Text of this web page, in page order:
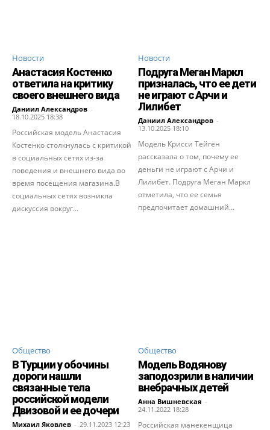
Новости
Анастасия Костенко
ответила на критику
своего внешнего вида
Даниил Александров -
18.10.2025 18:38
Российская модель Анастасия
Костенко столкнулась с критикой
в социальных сетях из-за
поведения и внешнего вида во
время посещения магазина.В
социальных сетях возникла
дискуссия вокруг...
Новости
Подруга Меган Маркл
призналась, что ее дети
не играют с Арчи и
Лилибет
Даниил Александров -
13.10.2025 18:10
Модель Крисси Тейген
рассказала о том, почему ее
деньги не играют с Арчи и
Лилибет. Подруга Меган Маркл
отметила, что ее семья
предпочитает домашний...
Общество
В Турции у обочины
дороги нашли
связанные тела
российской модели
Двизовой и ее дочери
Михаил Яковлев - 29.11.2023 12:23
Общество
Модель Водянову
заподозрили в наличии
внебрачных детей
Анна Вишневская -
24.11.2022 18:28
Российская манекенщица